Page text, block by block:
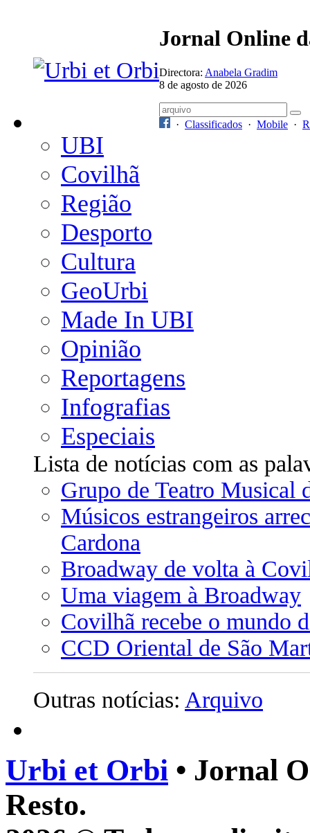
Jornal Online
Directora: Anabela Gradim
8 de agosto de 2026
· Classificados · Mobile ·
UBI
Covilhã
Região
Desporto
Cultura
GeoUrbi
Made In UBI
Opinião
Reportagens
Infografias
Especiais
Lista de notícias com as
Grupo de Teatro Musical
Músicos estrangeiros
Cardona
Broadway de volta à
Uma viagem à Broadway
Covilhã recebe o mundo
CCD Oriental de São
Outras notícias: Arquivo
Urbi et Orbi • Jornal
Resto.